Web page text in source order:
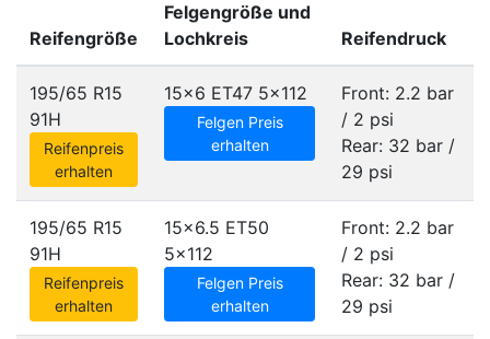
Reifengröße
Felgengröße und
Lochkreis
Reifendruck
195/65 R15
91H
Reifenpreis
erhalten
15x6 ET47 5x112
Felgen Preis
erhalten
Front: 2.2 bar
/ 2 psi
Rear: 32 bar /
29 psi
195/65 R15
91H
Reifenpreis
erhalten
15x6.5 ET50
5x112
Felgen Preis
erhalten
Front: 2.2 bar
/ 2 psi
Rear: 32 bar /
29 psi